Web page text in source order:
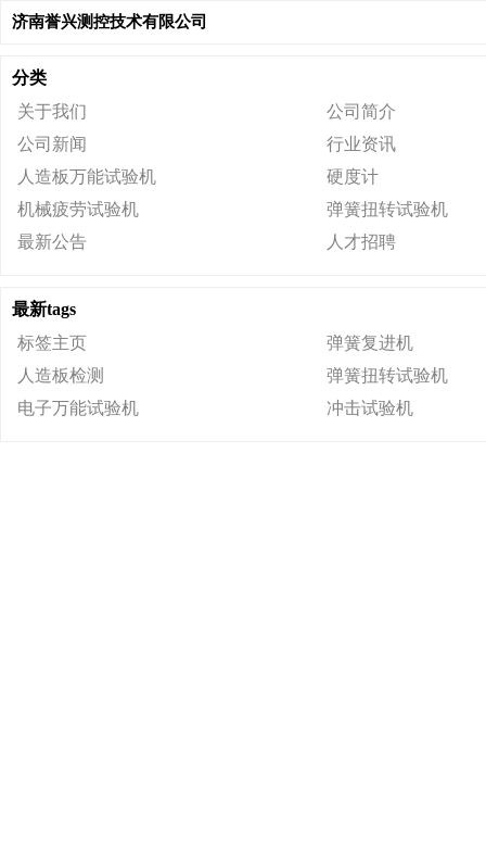
济南誉兴测控技术有限公司
分类
关于我们
公司简介
公司新闻
行业资讯
人造板万能试验机
硬度计
机械疲劳试验机
弹簧扭转试验机
最新公告
人才招聘
最新tags
标签主页
弹簧复进机
人造板检测
弹簧扭转试验机
电子万能试验机
冲击试验机